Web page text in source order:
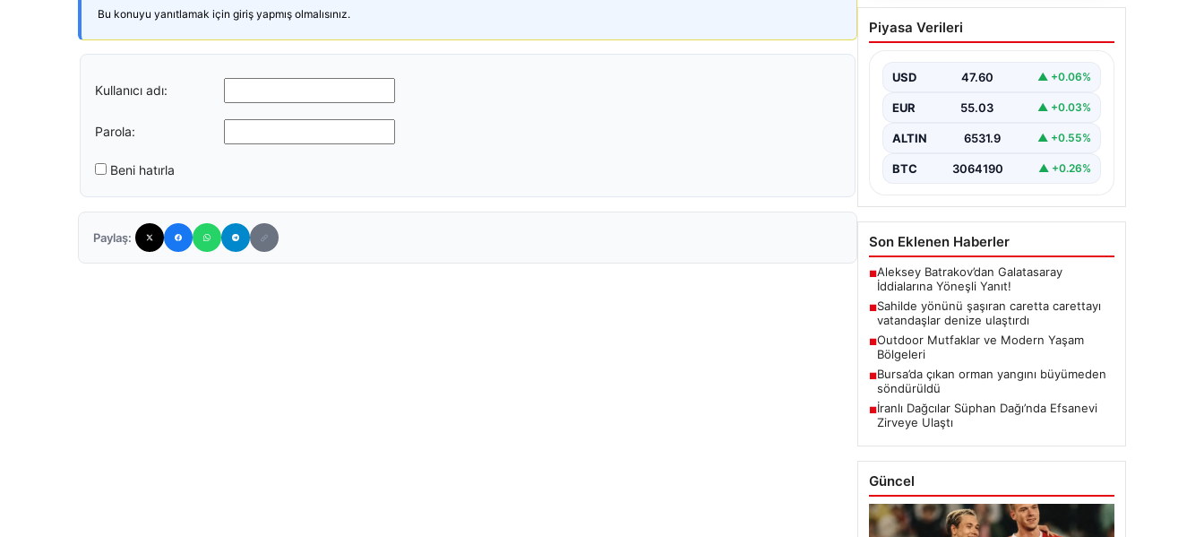
Bu konuyu yanıtlamak için giriş yapmış olmalısınız.
Kullanıcı adı:
Parola:
Beni hatırla
Paylaş:
Sahilde yönünü şaşıran
caretta carettayı
ulaştırdı
Piyasa Verileri
USD 47.60 ▲ +0.06%
EUR 55.03 ▲ +0.03%
ALTIN 6531.9 ▲ +0.55%
BTC 3064190 ▲ +0.26%
Son Eklenen Haberler
■Aleksey Batrakov’dan Galatasaray
İddialarına Yöneşli Yanıt!
■Sahilde yönünü şaşıran caretta carettayı
vatandaşlar denize ulaştırdı
■Outdoor Mutfaklar ve Modern Yaşam
Bölgeleri
■Bursa’da çıkan orman yangını büyümeden
söndürüldü
■İranlı Dağcılar Süphan Dağı’nda Efsanevi
Zirveye Ulaştı
Güncel